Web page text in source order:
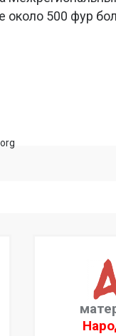
около 500 фур